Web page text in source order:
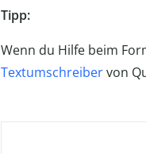
Tipp:
Wenn du Hilfe beim
Textumschreibervon